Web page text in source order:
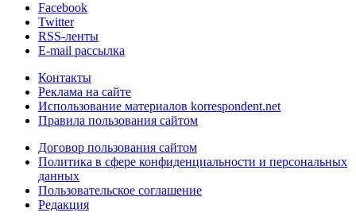
Facebook
Twitter
RSS-ленты
E-mail рассылка
Контакты
Реклама на сайте
Использование материалов korrespondent.net
Правила пользования сайтом
Договор пользования сайтом
Политика в сфере конфиденциальности и персональных
данных
Пользовательское соглашение
Редакция